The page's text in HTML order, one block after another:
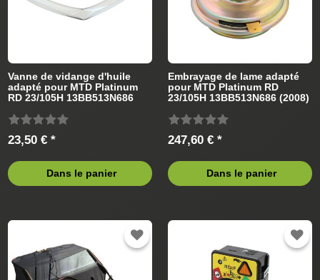
Vanne de vidange d'huile
adapté pour MTD Platinum
RD 23/105H 13BB513N686
23,50 € *
Dans le panier
Embrayage de lame adapté
pour MTD Platinum RD
23/105H 13BB513N686 (2008)
247,60 € *
Dans le panier